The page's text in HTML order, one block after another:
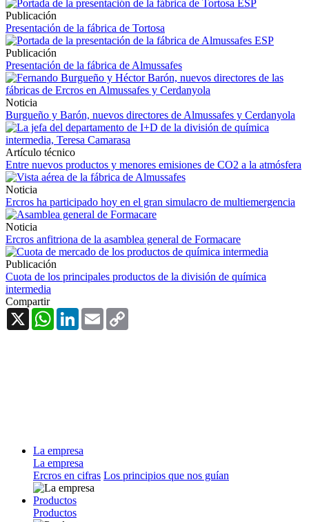
Publicación
Presentación de la fábrica de Tortosa
Publicación
Presentación de la fábrica de Almussafes
Noticia
Burgueño y Barón, nuevos directores de Almussafes y Cerdanyola
Artículo técnico
Entre nuevos productos y menores emisiones de CO2 a la atmósfera
Noticia
Ercros ha participado hoy en el gran simulacro de multiemergencia
Noticia
Ercros anfitriona de la asamblea general de Formacare
Publicación
Cuota de los principales productos de la división de química
intermedia
Compartir
X
WhatsAppLinkedInEmail
La empresa
La empresa
Ercros en cifras Los principios que nos guían
Productos
Productos